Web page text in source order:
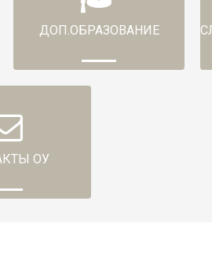
ДОП.ОБРАЗОВАНИЕ
ОУ